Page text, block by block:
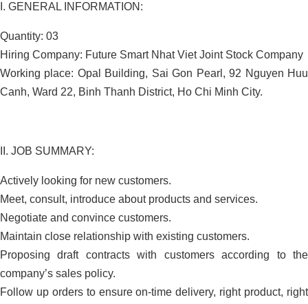
I. GENERAL INFORMATION:
Quantity: 03
Hiring Company: Future Smart Nhat Viet Joint Stock Company
Working place: Opal Building, Sai Gon Pearl, 92 Nguyen Huu
Canh, Ward 22, Binh Thanh District, Ho Chi Minh City.
II. JOB SUMMARY:
Actively looking for new customers.
Meet, consult, introduce about products and services.
Negotiate and convince customers.
Maintain close relationship with existing customers.
Proposing draft contracts with customers according to the
company’s sales policy.
Follow up orders to ensure on-time delivery, right product, right